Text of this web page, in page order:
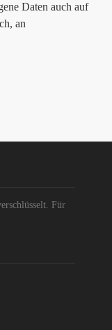
Daten auch auf
an
Für